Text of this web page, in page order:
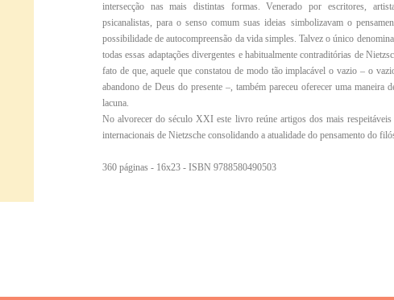
intersecção nas mais distintas formas. Venerado por escritores,
psicanalistas, para o senso comum suas ideias simbolizavam o
possibilidade de autocompreensão da vida simples. Talvez o único
todas essas adaptações divergentes e habitualmente contraditórias de
fato de que, aquele que constatou de modo tão implacável o vazio – o
abandono de Deus do presente –, também pareceu oferecer uma maneira
lacuna.
No alvorecer do século XXI este livro reúne artigos dos mais respeitáveis
internacionais de Nietzsche consolidando a atualidade do pensamento do
360 páginas - 16x23 - ISBN 9788580490503